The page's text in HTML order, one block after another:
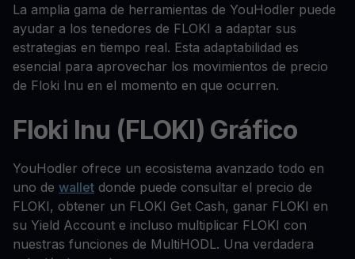
La amplia gama de herramientas de YouHodler puede
ayudar a los tenedores de FLOKI a adaptar sus
estrategias en tiempo real. Esta adaptabilidad es
esencial para aprovechar los movimientos de precio
de Floki Inu en el momento en que ocurren.
Floki Inu (FLOKI) Gráfico
YouHodler ofrece un ecosistema avanzado todo en
uno de wallet donde puede consultar el precio de
FLOKI, obtener un FLOKI Get Cash, ganar FLOKI en
su Yield Account e incluso multiplicar FLOKI con
nuestras funciones de MultiHODL. Una verdadera